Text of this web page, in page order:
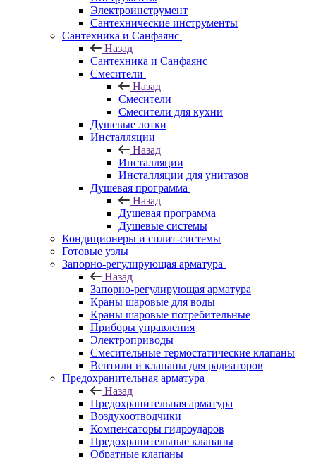
Электроинструмент
Сантехнические инструменты
Сантехника и Санфаянс
Назад
Сантехника и Санфаянс
Смесители
Назад
Смесители
Смесители для кухни
Душевые лотки
Инсталляции
Назад
Инсталляции
Инсталляции для унитазов
Душевая программа
Назад
Душевая программа
Душевые системы
Кондиционеры и сплит-системы
Готовые узлы
Запорно-регулирующая арматура
Назад
Запорно-регулирующая арматура
Краны шаровые для воды
Краны шаровые потребительные
Приборы управления
Электроприводы
Смесительные термостатические клапаны
Вентили и клапаны для радиаторов
Предохранительная арматура
Назад
Предохранительная арматура
Воздухоотводчики
Компенсаторы гидроударов
Предохранительные клапаны
Обратные клапаны